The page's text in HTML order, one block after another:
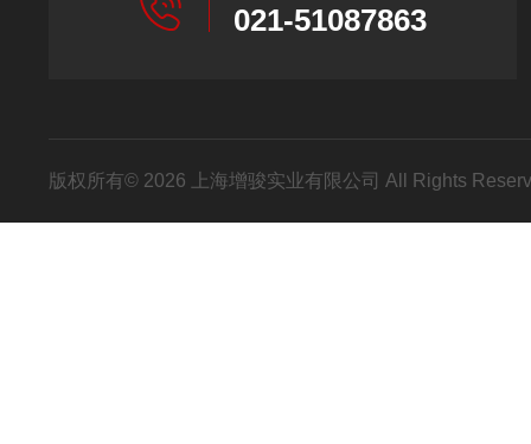
021-51087863
版权所有© 2026 上海增骏实业有限公司 All Rights